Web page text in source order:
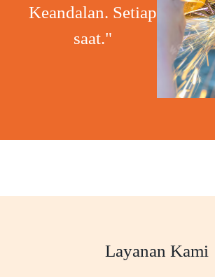
Keandalan. Setiap
saat."
Layanan Kami